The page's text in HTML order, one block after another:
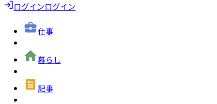
ログインログイン
仕事
暮らし
記事